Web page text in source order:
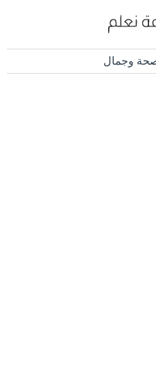
وجمال